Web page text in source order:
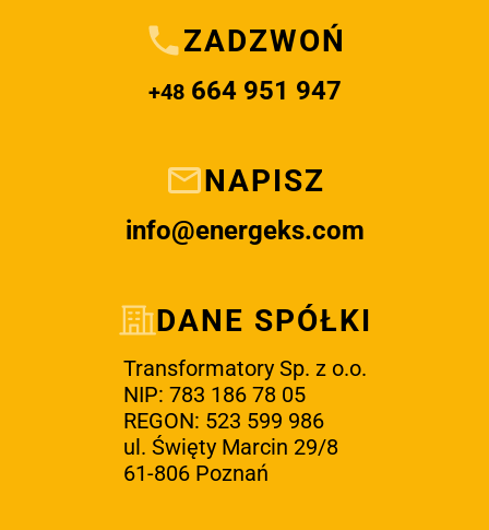
ZADZWOŃ
+48664 951 947
NAPISZ
info@energeks.com
DANE SPÓŁKI
Transformatory Sp. z o.o.
NIP: 783 186 78 05
REGON: 523 599 986
ul. Święty Marcin 29/8
61-806 Poznań